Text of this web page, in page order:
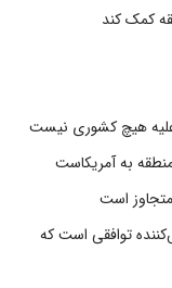
کمک کند
علیه هیچ کشوری نیست
به آمریکاست
است
توافقی است که